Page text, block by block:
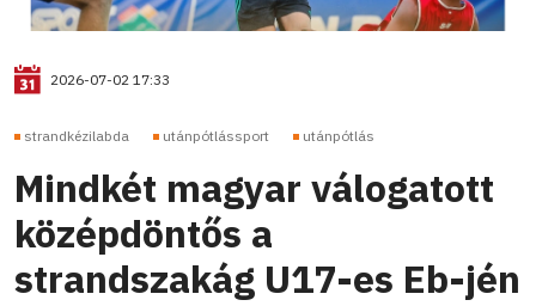
2026-07-02 17:33
strandkézilabda utánpótlássport utánpótlás
Mindkét magyar válogatott
középdöntős a
strandszakág U17-es Eb-jén